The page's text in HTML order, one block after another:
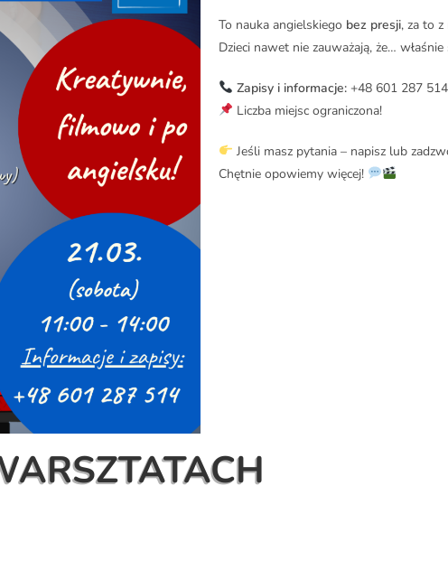
To nauka angielskiego bez presji, za to
Dzieci nawet nie zauważają, że… właśnie
Zapisy i informacje:+48 601 287 514
Liczba miejsc ograniczona!
Jeśli masz pytania – napisz lub
Chętnie opowiemy więcej!